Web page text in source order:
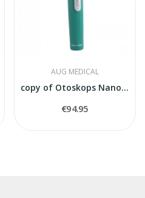
AUG MEDICAL
copy of Otoskops Nanoskop balts
€94.95